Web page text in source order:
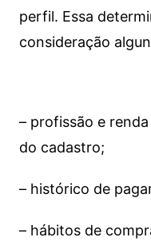
perfil. Essa
consideração
– profissão e
do cadastro;
– histórico de
– hábitos de